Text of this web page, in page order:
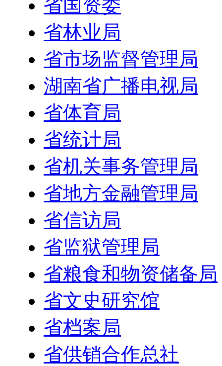
省国资委
省林业局
省市场监督管理局
湖南省广播电视局
省体育局
省统计局
省机关事务管理局
省地方金融管理局
省信访局
省监狱管理局
省粮食和物资储备局
省文史研究馆
省档案局
省供销合作总社